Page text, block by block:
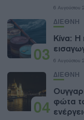
6 Αυγούστου
03
ΔΙΕΘΝΗ
Κίνα: Η
6 Αυγούστου
04
ΔΙΕΘΝΗ
φώτα